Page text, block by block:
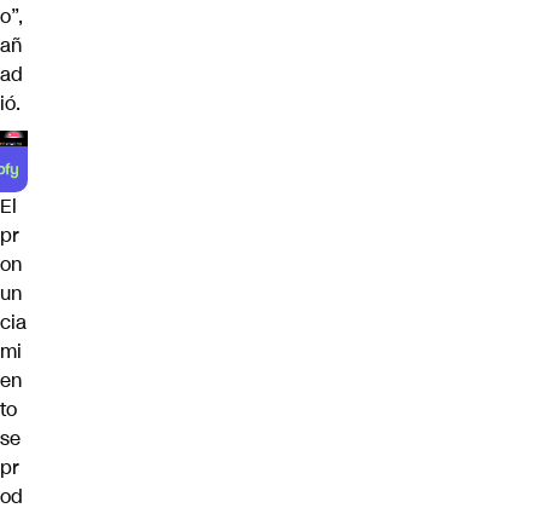
o”,
añ
ad
ió.
El
pr
on
un
cia
mi
en
to
se
pr
od